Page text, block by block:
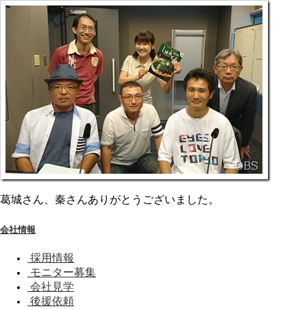
葛城さん、秦さんありがとうございました。
会社情報
採用情報
モニター募集
会社見学
後援依頼